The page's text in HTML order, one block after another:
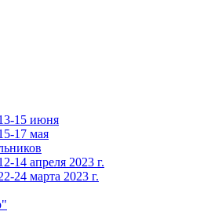
15 июня
17 мая
14 апреля 2023 г.
24 марта 2023 г.